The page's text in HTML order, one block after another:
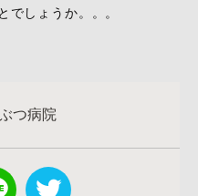
でしょうか。。。
つ病院